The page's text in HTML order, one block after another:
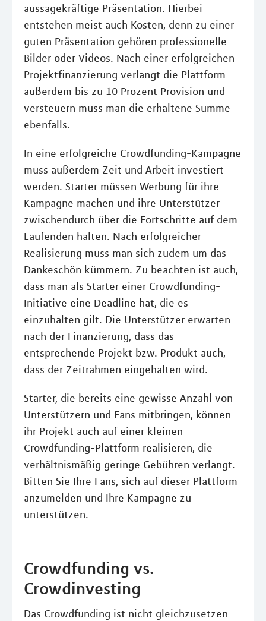
aussagekräftige Präsentation. Hierbei
entstehen meist auch Kosten, denn zu einer
guten Präsentation gehören professionelle
Bilder oder Videos. Nach einer erfolgreichen
Projektfinanzierung verlangt die Plattform
außerdem bis zu 10 Prozent Provision und
versteuern muss man die erhaltene Summe
ebenfalls.
In eine erfolgreiche Crowdfunding-Kampagne
muss außerdem Zeit und Arbeit investiert
werden. Starter müssen Werbung für ihre
Kampagne machen und ihre Unterstützer
zwischendurch über die Fortschritte auf dem
Laufenden halten. Nach erfolgreicher
Realisierung muss man sich zudem um das
Dankeschön kümmern. Zu beachten ist auch,
dass man als Starter einer Crowdfunding-
Initiative eine Deadline hat, die es
einzuhalten gilt. Die Unterstützer erwarten
nach der Finanzierung, dass das
entsprechende Projekt bzw. Produkt auch,
dass der Zeitrahmen eingehalten wird.
Starter, die bereits eine gewisse Anzahl von
Unterstützern und Fans mitbringen, können
ihr Projekt auch auf einer kleinen
Crowdfunding-Plattform realisieren, die
verhältnismäßig geringe Gebühren verlangt.
Bitten Sie Ihre Fans, sich auf dieser Plattform
anzumelden und Ihre Kampagne zu
unterstützen.
Crowdfunding vs.
Crowdinvesting
Das Crowdfunding ist nicht gleichzusetzen